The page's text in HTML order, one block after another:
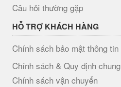
Câu hỏi thường gặp
HỖ TRỢ KHÁCH HÀNG
Chính sách bảo mật thông tin
Chính sách & Quy định chung
Chính sách vận chuyển